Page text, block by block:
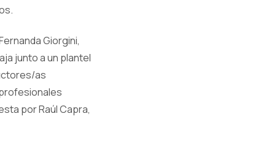
Giorgini,
junto a un plantel
as
por Raúl Capra,